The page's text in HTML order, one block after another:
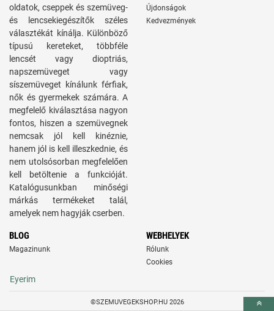
oldatok, cseppek és szemüveg-
és lencsekiegészítők széles
választékát kínálja. Különböző
típusú kereteket, többféle
lencsét vagy dioptriás,
napszemüveget vagy
síszemüveget kínálunk férfiak,
nők és gyermekek számára. A
megfelelő kiválasztása nagyon
fontos, hiszen a szemüvegnek
nemcsak jól kell kinéznie,
hanem jól is kell illeszkednie, és
nem utolsósorban megfelelően
kell betöltenie a funkcióját.
Katalógusunkban minőségi
márkás termékeket talál,
amelyek nem hagyják cserben.
Újdonságok
Kedvezmények
BLOG
Magazinunk
WEBHELYEK
Rólunk
Cookies
Eyerim
©SZEMUVEGEKSHOP.HU 2026